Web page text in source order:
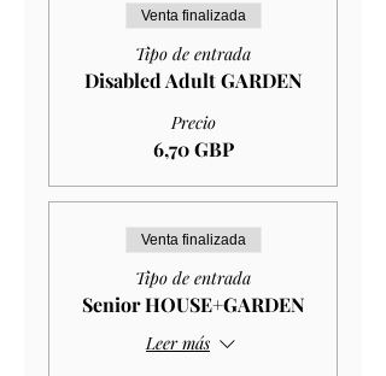
Venta finalizada
Tipo de entrada
Disabled Adult GARDEN
Precio
6,70 GBP
Venta finalizada
Tipo de entrada
Senior HOUSE+GARDEN
Leer más